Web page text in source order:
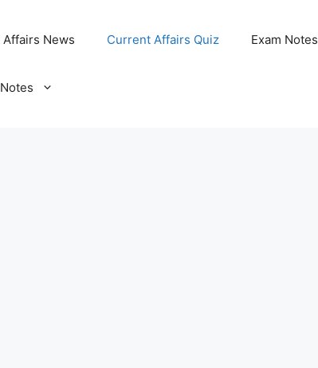
News Current Affairs Quiz Exam Notes